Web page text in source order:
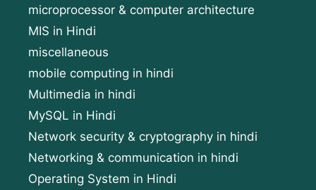
microprocessor & computer architecture
MIS in Hindi
miscellaneous
mobile computing in hindi
Multimedia in hindi
MySQL in Hindi
Network security & cryptography in hindi
Networking & communication in hindi
Operating System in Hindi